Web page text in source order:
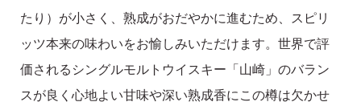
たり）が小さく、熟成がおだやかに進むため、スピリ
ッツ本来の味わいをお愉しみいただけます。世界で評
価されるシングルモルトウイスキー「山崎」のバラン
スが良く心地よい甘味や深い熟成香にこの樽は欠かせ